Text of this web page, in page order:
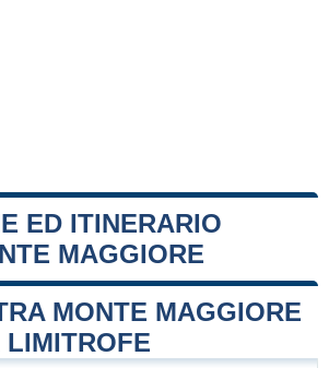
ED ITINERARIO
MAGGIORE
Leaflet|Map data ©OpenStreetMap
MONTE MAGGIORE